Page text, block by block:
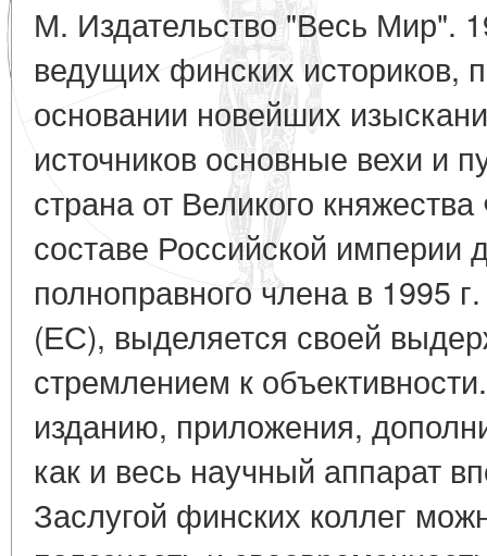
М. Издательство "Весь Мир".
ведущих финских историков,
основании новейших
источников основные вехи и
страна от Великого
составе Российской империи
полноправного члена в 1995
(ЕС), выделяется своей
стремлением к
изданию, приложения,
как и весь научный аппарат
Заслугой финских коллег